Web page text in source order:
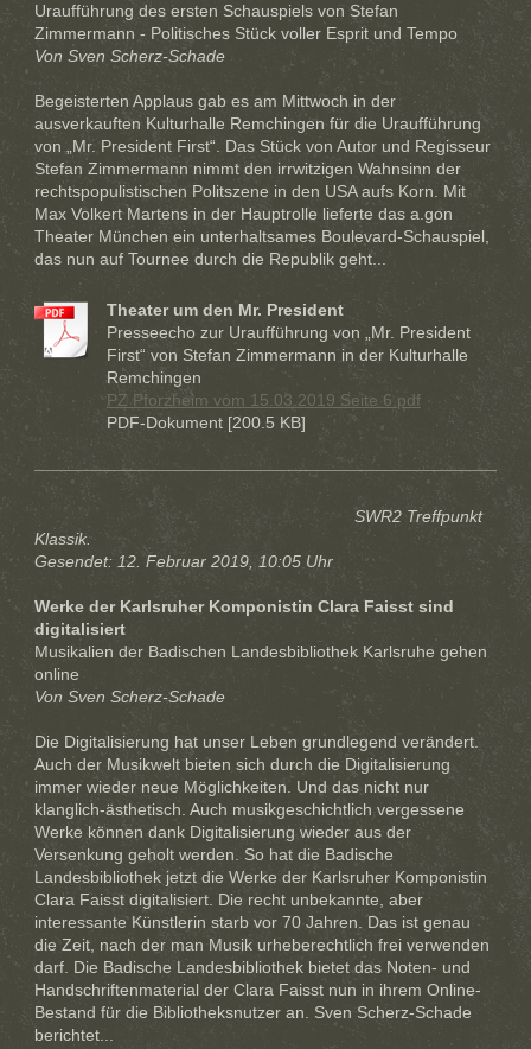
Uraufführung des ersten Schauspiels von Stefan
Zimmermann - Politisches Stück voller Esprit und Tempo
Von Sven Scherz-Schade
Begeisterten Applaus gab es am Mittwoch in der
ausverkauften Kulturhalle Remchingen für die Uraufführung
von „Mr. President First“. Das Stück von Autor und Regisseur
Stefan Zimmermann nimmt den irrwitzigen Wahnsinn der
rechtspopulistischen Politszene in den USA aufs Korn. Mit
Max Volkert Martens in der Hauptrolle lieferte das a.gon
Theater München ein unterhaltsames Boulevard-Schauspiel,
das nun auf Tournee durch die Republik geht...
Theater um den Mr. President
Presseecho zur Uraufführung von „Mr. President
First“ von Stefan Zimmermann in der Kulturhalle
Remchingen
PZ Pforzheim vom 15.03.2019 Seite 6.pdf
PDF-Dokument [200.5 KB]
SWR2 Treffpunkt
Klassik.
Gesendet: 12. Februar 2019, 10:05 Uhr
Werke der Karlsruher Komponistin Clara Faisst sind
digitalisiert
Musikalien der Badischen Landesbibliothek Karlsruhe gehen
online
Von Sven Scherz-Schade
Die Digitalisierung hat unser Leben grundlegend verändert.
Auch der Musikwelt bieten sich durch die Digitalisierung
immer wieder neue Möglichkeiten. Und das nicht nur
klanglich-ästhetisch. Auch musikgeschichtlich vergessene
Werke können dank Digitalisierung wieder aus der
Versenkung geholt werden. So hat die Badische
Landesbibliothek jetzt die Werke der Karlsruher Komponistin
Clara Faisst digitalisiert. Die recht unbekannte, aber
interessante Künstlerin starb vor 70 Jahren. Das ist genau
die Zeit, nach der man Musik urheberechtlich frei verwenden
darf. Die Badische Landesbibliothek bietet das Noten- und
Handschriftenmaterial der Clara Faisst nun in ihrem Online-
Bestand für die Bibliotheksnutzer an. Sven Scherz-Schade
berichtet...